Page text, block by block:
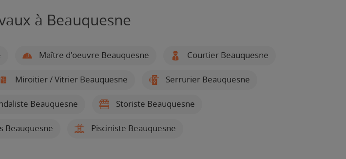
à Beauquesne
Maître d'oeuvre Beauquesne Courtier Beauquesne
Miroitier / Vitrier Beauquesne Serrurier Beauquesne
Beauquesne Storiste Beauquesne
Beauquesne Pisciniste Beauquesne